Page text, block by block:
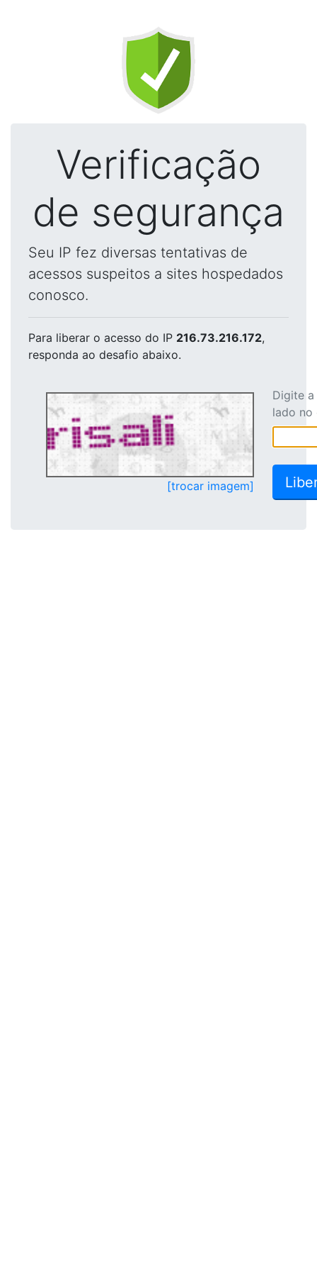
Verificação
de segurança
Seu IP fez diversas tentativas de
acessos suspeitos a sites hospedados
conosco.
Para liberar o acesso do IP 216.73.216.172,
responda ao desafio abaixo.
[trocar imagem]
Digite
lado no